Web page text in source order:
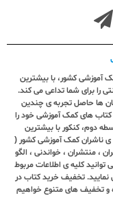
آموزشی کشور، با بیشترین
را برای شما تداعی می کند.
ها حاصل تجربه ی چندین
کتاب های کمک آموزشی خود را
دوم، کنکور با بیشترین
ناشران کمک آموزشی کشور (
، منتشران ، خواندنی ، الگو
کلیه ی اطلاعات مربوط
تخفیف خرید کتاب در
و تخفیف های متنوع خواهیم